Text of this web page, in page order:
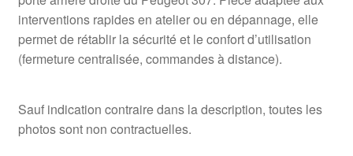
interventions rapides en atelier ou en dépannage, elle
permet de rétablir la sécurité et le confort d’utilisation
(fermeture centralisée, commandes à distance).
Sauf indication contraire dans la description, toutes les
photos sont non contractuelles.